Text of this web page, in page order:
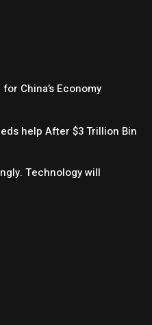
China’s Economy
help After $3 Trillion Bin
Technology will